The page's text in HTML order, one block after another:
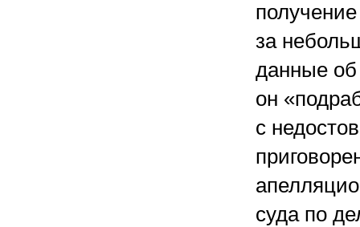
за
данные
он
с
суда по